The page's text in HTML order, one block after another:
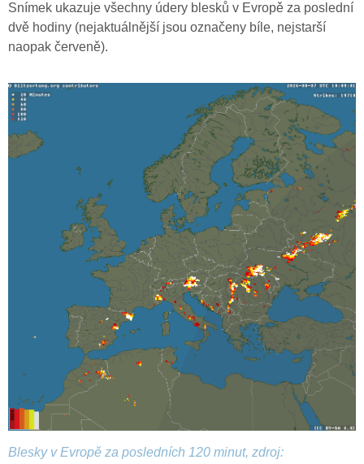
Snímek ukazuje všechny údery blesků v Evropě za poslední
dvě hodiny (nejaktuálnější jsou označeny bíle, nejstarší
naopak červeně).
Blesky v Evropě za posledních 120 minut, zdroj: